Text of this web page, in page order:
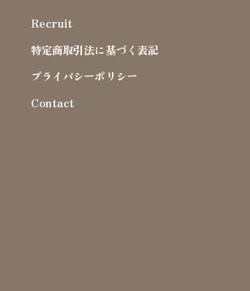
Recruit
特定商取引法に基づく表記
プライバシーポリシー
Contact